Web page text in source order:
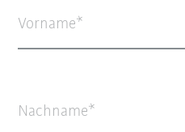
Vorname
Nachname